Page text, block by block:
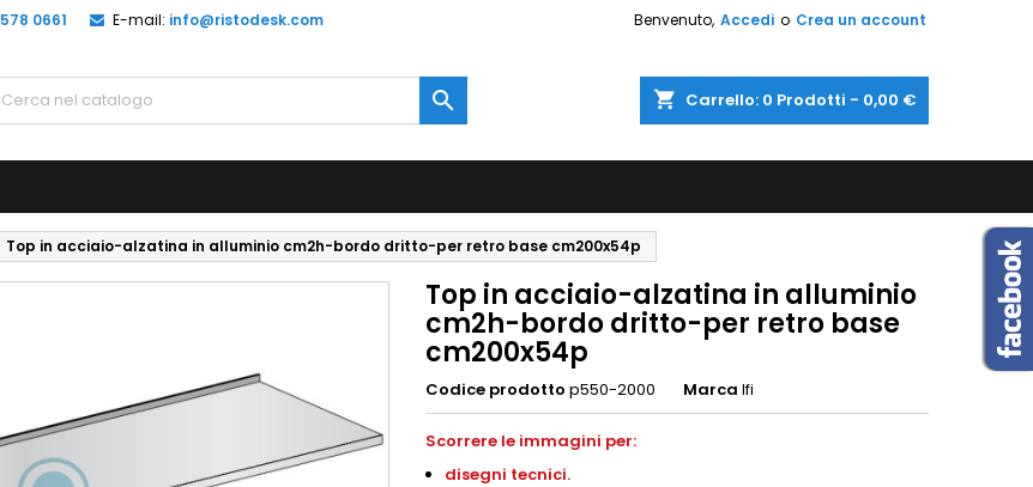
0661 E-mail: info@ristodesk.com Benvenuto, Accedi o Crea un account
shopping_cart Carrello: 0 Prodotti - 0,00 €

Top in acciaio-alzatina in alluminio cm2h-bordo dritto-per retro base cm200x54p
Top in acciaio-alzatina in alluminio
cm2h-bordo dritto-per retro base
cm200x54p
Codice prodotto p550-2000 Marca Ifi
Scorrere le immagini per:
disegni tecnici.